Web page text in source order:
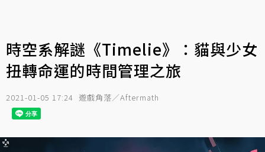
時空系解謎《Timelie》：貓與少女
扭轉命運的時間管理之旅
2021-01-05 17:24 遊戲角落／Aftermath